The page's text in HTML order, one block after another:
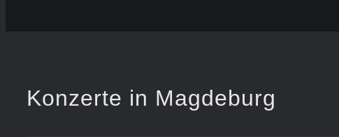
Konzerte in Magdeburg